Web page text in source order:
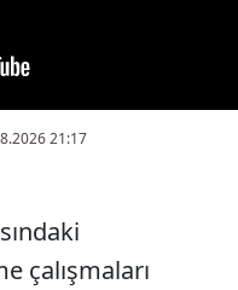
21:17
çalışmaları